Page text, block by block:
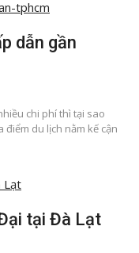
dẫn gần
chi phí thì tại sao
du lịch nằm kế cận
tại Đà Lạt